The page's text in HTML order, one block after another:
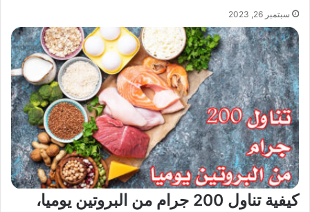
سبتمبر 26, 2023
كيفية تناول 200 جرام من البروتين يوميا،